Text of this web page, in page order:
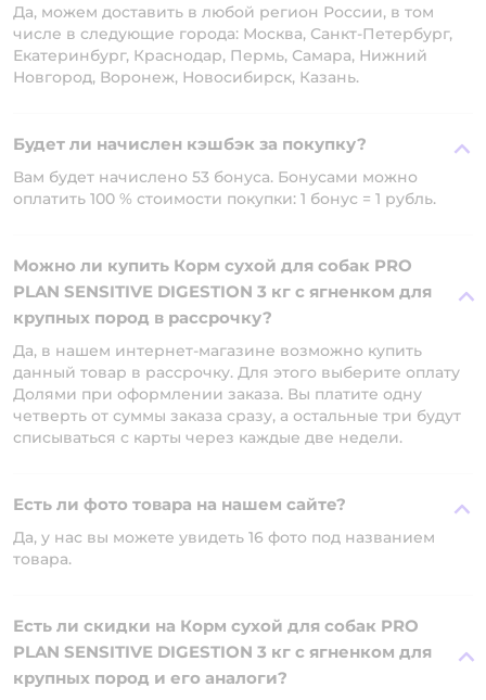
Да, можем доставить в любой регион России, в том
числе в следующие города: Москва, Санкт-Петербург,
Екатеринбург, Краснодар, Пермь, Самара, Нижний
Новгород, Воронеж, Новосибирск, Казань.
Будет ли начислен кэшбэк за покупку?
Вам будет начислено 53 бонуса. Бонусами можно
оплатить 100 % стоимости покупки: 1 бонус = 1 рубль.
Можно ли купить Корм сухой для собак PRO
PLAN SENSITIVE DIGESTION 3 кг с ягненком для
крупных пород в рассрочку?
Да, в нашем интернет-магазине возможно купить
данный товар в рассрочку. Для этого выберите оплату
Долями при оформлении заказа. Вы платите одну
четверть от суммы заказа сразу, а остальные три будут
списываться с карты через каждые две недели.
Есть ли фото товара на нашем сайте?
Да, у нас вы можете увидеть 16 фото под названием
товара.
Есть ли скидки на Корм сухой для собак PRO
PLAN SENSITIVE DIGESTION 3 кг с ягненком для
крупных пород и его аналоги?